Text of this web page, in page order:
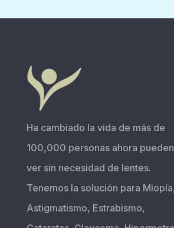
Ha cambiado la vida de más de
100,000 personas ahora pueden
ver sin necesidad de lentes.
Tenemos la solución para
Astigmatismo, Estrabismo,